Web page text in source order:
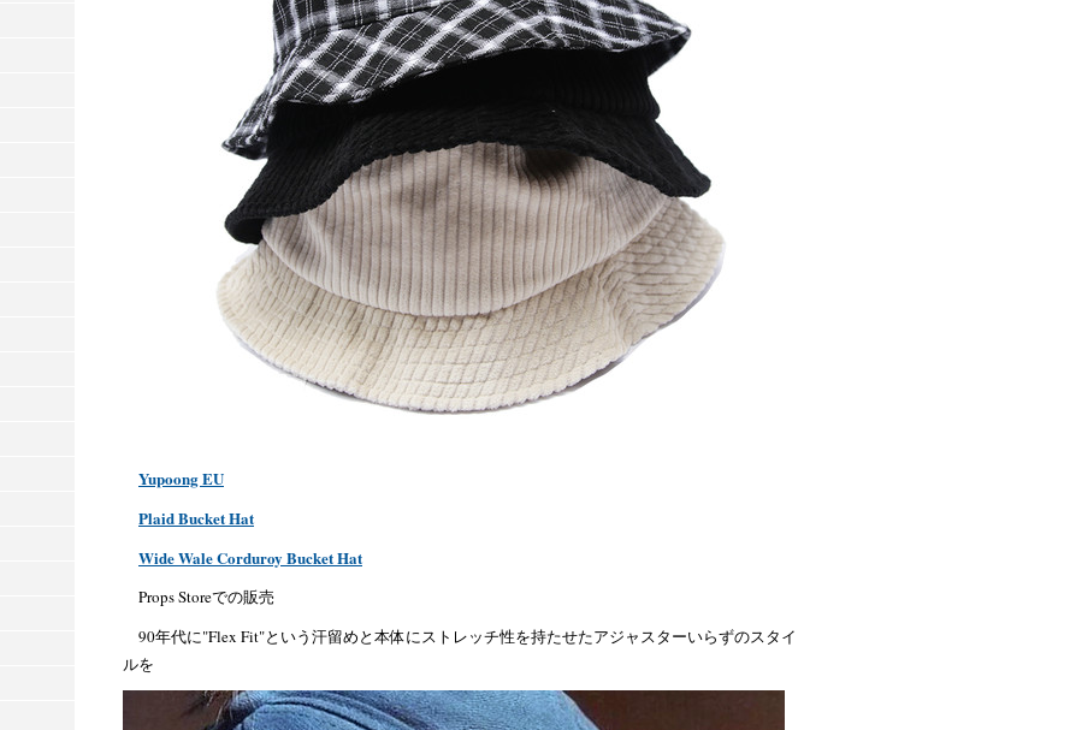
Yupoong EU
Plaid Bucket Hat
Wide Wale Corduroy Bucket Hat
Props Storeでの販売
90年代に"Flex Fit"という汗留めと本体にストレッチ性を持たせたアジャスターいらずのスタイ
ルを